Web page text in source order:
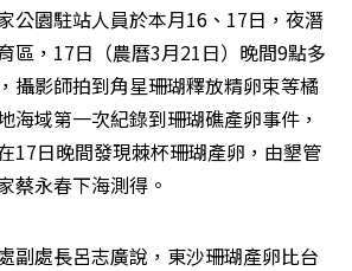
公園駐站人員於本月16、17日，夜潛
區，17日（農曆3月21日）晚間9點多
攝影師拍到角星珊瑚釋放精卵束等橘
海域第一次紀錄到珊瑚礁產卵事件，
17日晚間發現棘杯珊瑚產卵，由墾管
蔡永春下海測得。
副處長呂志廣說，東沙珊瑚產卵比台